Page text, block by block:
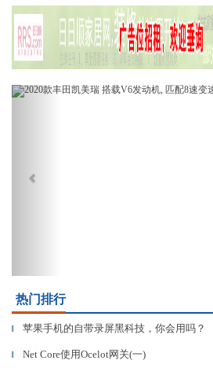
Previous
热门排行
▎ 苹果手机的自带录屏黑科技，你会用吗？
▎ Net Core使用Ocelot网关(一)